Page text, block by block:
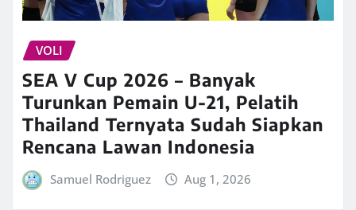
VOLI
SEA V Cup 2026 – Banyak
Turunkan Pemain U-21, Pelatih
Thailand Ternyata Sudah Siapkan
Rencana Lawan Indonesia
Samuel Rodriguez Aug 1, 2026